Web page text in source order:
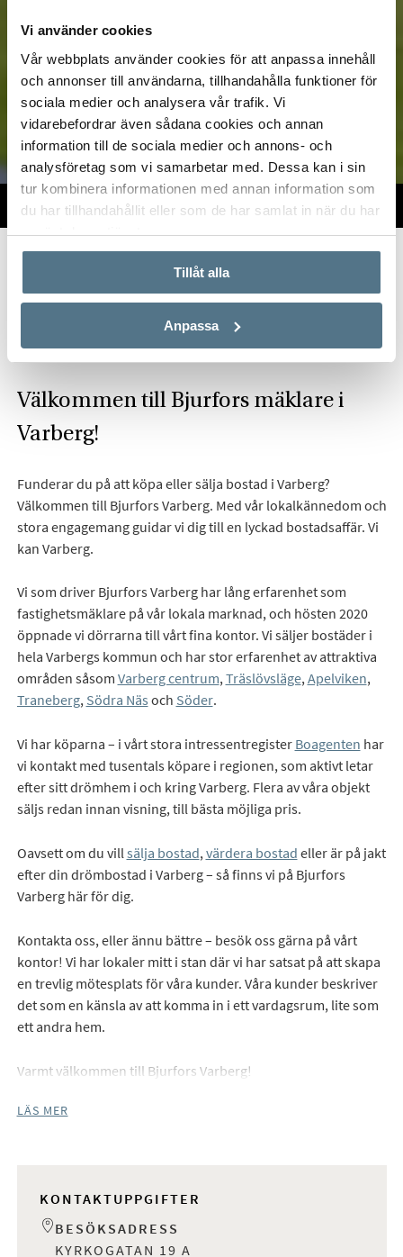
Vi använder cookies
Vår webbplats använder cookies för att anpassa innehåll
och annonser till användarna, tillhandahålla funktioner för
sociala medier och analysera vår trafik. Vi
vidarebefordrar även sådana cookies och annan
information till de sociala medier och annons- och
analysföretag som vi samarbetar med. Dessa kan i sin
tur kombinera informationen med annan information som
du har tillhandahållit eller som de har samlat in när du har
använt deras tjänster.
Tillåt alla
Anpassa
TILL SALU VI PÅ KONTORET VÄRDERA
Hitta mäklare i Varberg
Välkommen till Bjurfors mäklare i
Varberg!
Funderar du på att köpa eller sälja bostad i Varberg?
Välkommen till Bjurfors Varberg. Med vår lokalkännedom och
stora engagemang guidar vi dig till en lyckad bostadsaffär. Vi
kan Varberg.
Vi som driver Bjurfors Varberg har lång erfarenhet som
fastighetsmäklare på vår lokala marknad, och hösten 2020
öppnade vi dörrarna till vårt fina kontor. Vi säljer bostäder i
hela Varbergs kommun och har stor erfarenhet av attraktiva
områden såsom Varberg centrum,Träslövsläge,Apelviken,
Traneberg, Södra Näs och Söder.
Vi har köparna – i vårt stora intressentregister Boagenten har
vi kontakt med tusentals köpare i regionen, som aktivt letar
efter sitt drömhem i och kring Varberg. Flera av våra objekt
säljs redan innan visning, till bästa möjliga pris.
Oavsett om du villsälja bostad,värdera bostad eller är på jakt
efter din drömbostad i Varberg – så finns vi på Bjurfors
Varberg här för dig.
Kontakta oss, eller ännu bättre – besök oss gärna på vårt
kontor! Vi har lokaler mitt i stan där vi har satsat på att skapa
en trevlig mötesplats för våra kunder. Våra kunder beskriver
det som en känsla av att komma in i ett vardagsrum, lite som
ett andra hem.
Varmt välkommen till Bjurfors Varberg!
LÄS MER
KONTAKTUPPGIFTER
BESÖKSADRESS
KYRKOGATAN 19 A